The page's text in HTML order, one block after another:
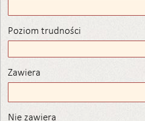
Poziom trudności
trudności
Zawiera
Nie zawiera